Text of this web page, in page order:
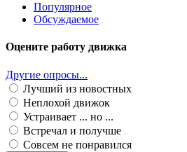
Популярное
Обсуждаемое
Оцените работу движка
Другие опросы...
Лучший из новостных
Неплохой движок
Устраивает ... но ...
Встречал и получше
Совсем не понравился